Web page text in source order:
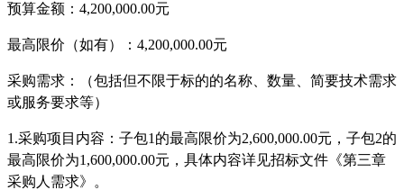
预算金额： 4,200,000.00元
最高限价（如有）： 4,200,000.00元
采购需求：（包括但不限于标的的名称、数量、简要技术需求
或服务要求等）
1.采购项目内容：子包1的最高限价为2,600,000.00元，子包2的
最高限价为1,600,000.00元，具体内容详见招标文件《第三章
采购人需求》。